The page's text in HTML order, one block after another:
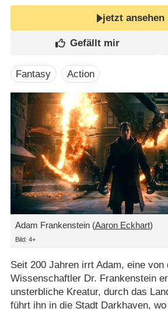
jetzt ansehen
Fantasy Action
Adam Frankenstein (Aaron Eckhart)
Bild: 4+
Seit 200 Jahren irrt Adam, eine von
Wissenschaftler Dr. Frankenstein
unsterbliche Kreatur, durch das
führt ihn in die Stadt Darkhaven,